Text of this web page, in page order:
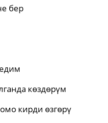
бер
көздөрүм
кирди өзгөрү